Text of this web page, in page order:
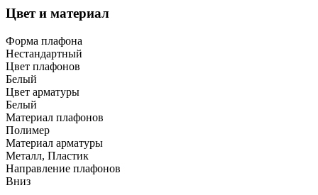
Цвет и материал
Форма плафона
Нестандартный
Цвет плафонов
Белый
Цвет арматуры
Белый
Материал плафонов
Полимер
Материал арматуры
Металл, Пластик
Направление плафонов
Вниз